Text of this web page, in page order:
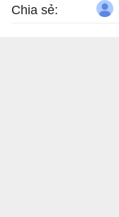
Chia sẻ: